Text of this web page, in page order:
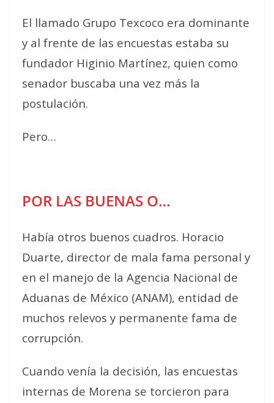
El llamado Grupo Texcoco era dominante
y al frente de las encuestas estaba su
fundador Higinio Martínez, quien como
senador buscaba una vez más la
postulación.
Pero…
POR LAS BUENAS O…
Había otros buenos cuadros. Horacio
Duarte, director de mala fama personal y
en el manejo de la Agencia Nacional de
Aduanas de México (ANAM), entidad de
muchos relevos y permanente fama de
corrupción.
Cuando venía la decisión, las encuestas
internas de Morena se torcieron para